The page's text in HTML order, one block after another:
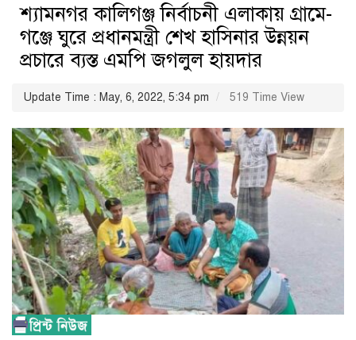
শ্যামনগর কালিগঞ্জ নির্বাচনী এলাকায় গ্রামে-
গঞ্জে ঘুরে প্রধানমন্ত্রী শেখ হাসিনার উন্নয়ন
প্রচারে ব্যস্ত এমপি জগলুল হায়দার
Update Time : May, 6, 2022, 5:34 pm 519 Time View